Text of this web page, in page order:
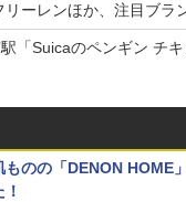
リーレンほか、注目ブラ
「Suicaのペンギン チキ
ものの「DENON HOME
！